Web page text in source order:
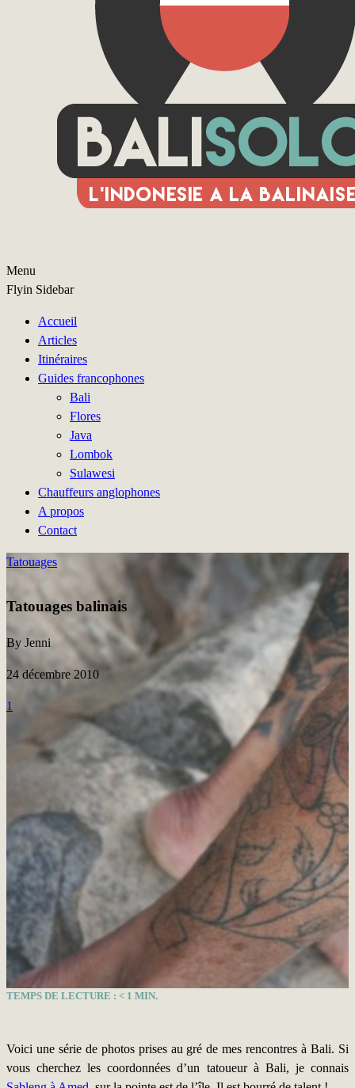
Menu
Flyin Sidebar
Accueil
Articles
Itinéraires
Guides francophones
Bali
Flores
Java
Lombok
Sulawesi
Chauffeurs anglophones
A propos
Contact
Tatouages
Tatouages balinais
By Jenni
24 décembre 2010
1
TEMPS DE LECTURE : < 1 MIN.
Voici une série de photos prises au gré de mes rencontres à Bali. Si
vous cherchez les coordonnées d’un tatoueur à Bali, je connais